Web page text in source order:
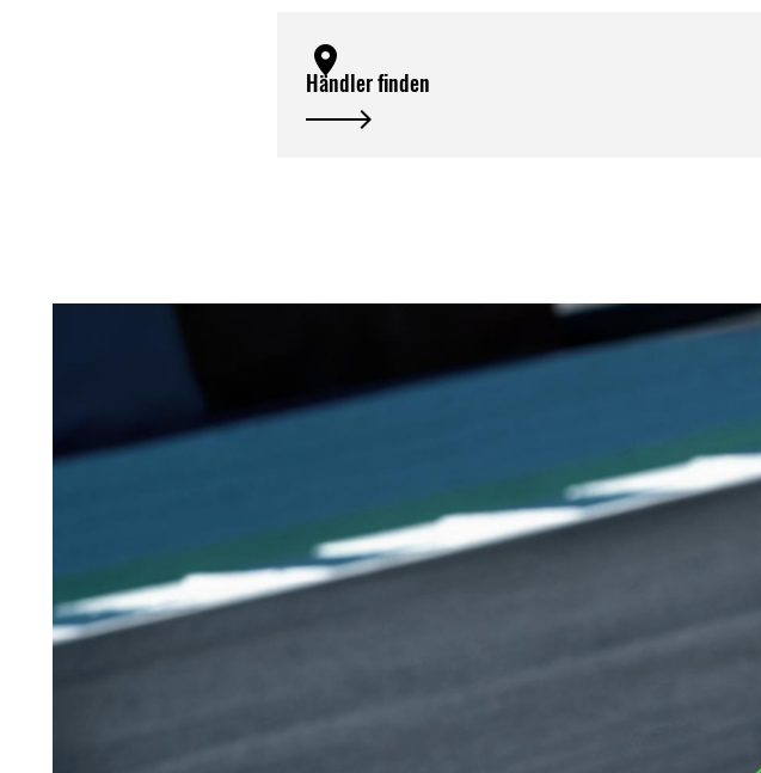
Händler finden